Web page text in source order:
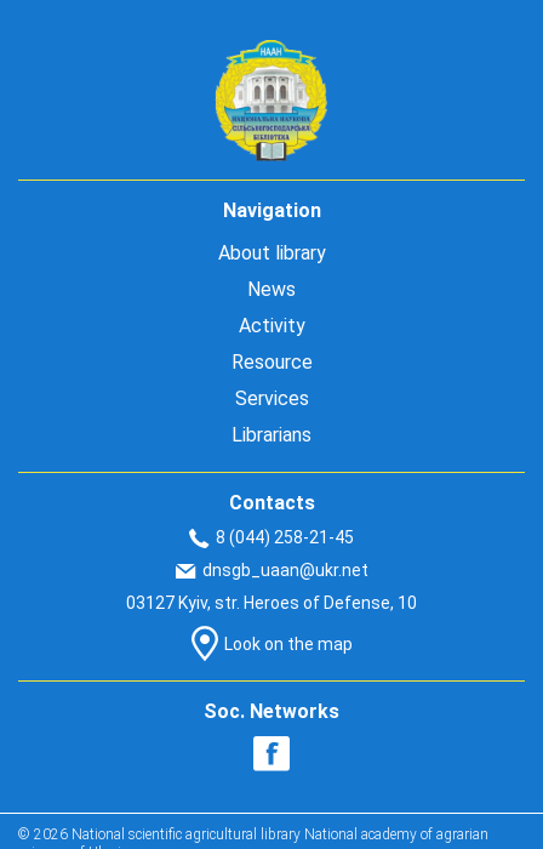
Navigation
About library
News
Activity
Resource
Services
Librarians
Contacts
8 (044) 258-21-45
dnsgb_uaan@ukr.net
03127 Kyiv, str. Heroes of Defense, 10
Look on the map
Soc. Networks
© 2026 National scientific agricultural library National academy of agrarian